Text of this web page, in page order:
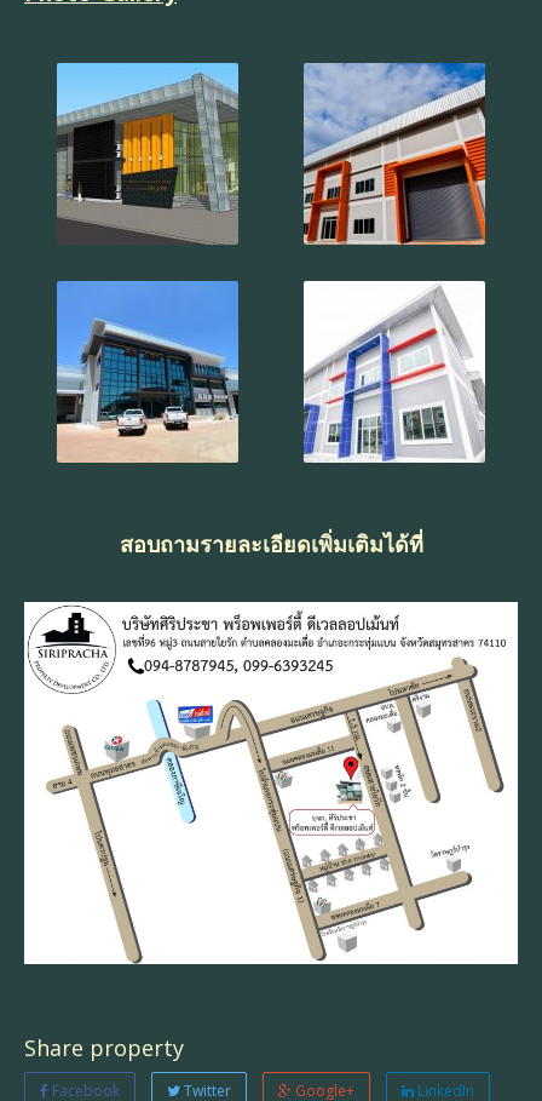
สอบถามรายละเอียดเพิ่มเติมได้ที่
Share property
Facebook Twitter Google+ LinkedIn